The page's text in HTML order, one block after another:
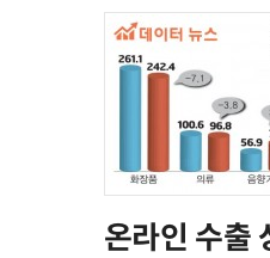
온라인 수출